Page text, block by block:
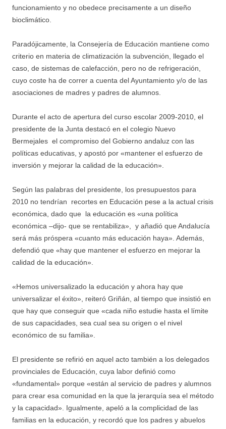
funcionamiento y no obedece precisamente a un diseño
bioclimático.
Paradójicamente, la Consejería de Educación mantiene como
criterio en materia de climatización la subvención, llegado el
caso, de sistemas de calefacción, pero no de refrigeración,
cuyo coste ha de correr a cuenta del Ayuntamiento y/o de las
asociaciones de madres y padres de alumnos.
Durante el acto de apertura del curso escolar 2009-2010, el
presidente de la Junta destacó en el colegio Nuevo
Bermejales el compromiso del Gobierno andaluz con las
políticas educativas, y apostó por «mantener el esfuerzo de
inversión y mejorar la calidad de la educación».
Según las palabras del presidente, los presupuestos para
2010 no tendrían recortes en Educación pese a la actual crisis
económica, dado que la educación es «una política
económica –dijo- que se rentabiliza», y añadió que Andalucía
será más próspera «cuanto más educación haya». Además,
defendió que «hay que mantener el esfuerzo en mejorar la
calidad de la educación».
«Hemos universalizado la educación y ahora hay que
universalizar el éxito», reiteró Griñán, al tiempo que insistió en
que hay que conseguir que «cada niño estudie hasta el límite
de sus capacidades, sea cual sea su origen o el nivel
económico de su familia».
El presidente se refirió en aquel acto también a los delegados
provinciales de Educación, cuya labor definió como
«fundamental» porque «están al servicio de padres y alumnos
para crear esa comunidad en la que la jerarquía sea el método
y la capacidad». Igualmente, apeló a la complicidad de las
familias en la educación, y recordó que los padres y abuelos